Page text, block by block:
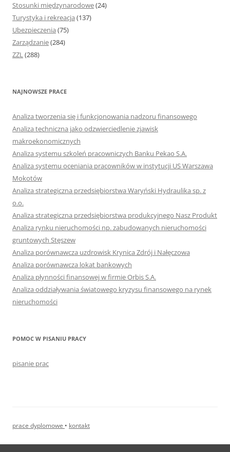
Stosunki międzynarodowe(24)
Turystyka i rekreacja (137)
Ubezpieczenia (75)
Zarządzanie(284)
ZZL(288)
NAJNOWSZE PRACE
Analiza tworzenia się i funkcjonowania nadzoru finansowego
Analiza techniczna jako odzwierciedlenie zjawisk
makroekonomicznych
Analiza systemu szkoleń pracowniczych Banku Pekao S.A.
Analiza systemu oceniania pracowników w instytucji US Warszawa
Mokotów
Analiza strategiczna przedsiębiorstwa Waryński Hydraulika sp. z
o.o.
Analiza strategiczna przedsiębiorstwa produkcyjnego Nasz Produkt
Analiza rynku nieruchomości np. zabudowanych nieruchomości
gruntowych Stęszew
Analiza porównawcza uzdrowisk Krynica Zdrój i Nałęczowa
Analiza porównawcza lokat bankowych
Analiza płynności finansowej w firmie Orbis S.A.
Analiza oddziaływania światowego kryzysu finansowego na rynek
nieruchomości
POMOC W PISANIU PRACY
pisanie prac
prace dyplomowe • kontakt